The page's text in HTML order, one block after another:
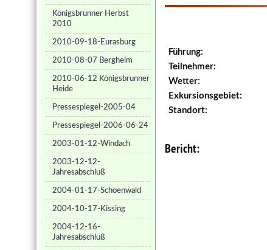
Königsbrunner Herbst
2010
2010-09-18-Eurasburg
2010-08-07 Bergheim
2010-06-12 Königsbrunner
Heide
Pressespiegel-2005-04
Pressespiegel-2006-06-24
2003-01-12-Windach
2003-12-12-
Jahresabschluß
2004-01-17-Schoenwald
2004-10-17-Kissing
2004-12-16-
Jahresabschluß
Führung:
Teilnehmer:
Wetter:
Exkursionsgebiet:
Standort:
Bericht: